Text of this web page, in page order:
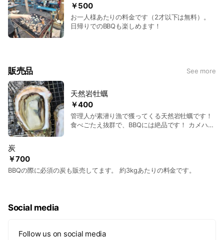
￥500
お一人様あたりの料金です（2才以下は無料）。
日帰りでのBBQも楽しめます！
販売品 See more
￥400
天然岩牡蠣
管理人が素潜り漁で獲ってくる天然岩牡蠣です！
食べごたえ抜群で、BBQには絶品です！ カメハウ
￥700
炭
BBQの際に必須の炭も販売してます。 約3kgあたりの料金です。
Social media
Follow us on social media